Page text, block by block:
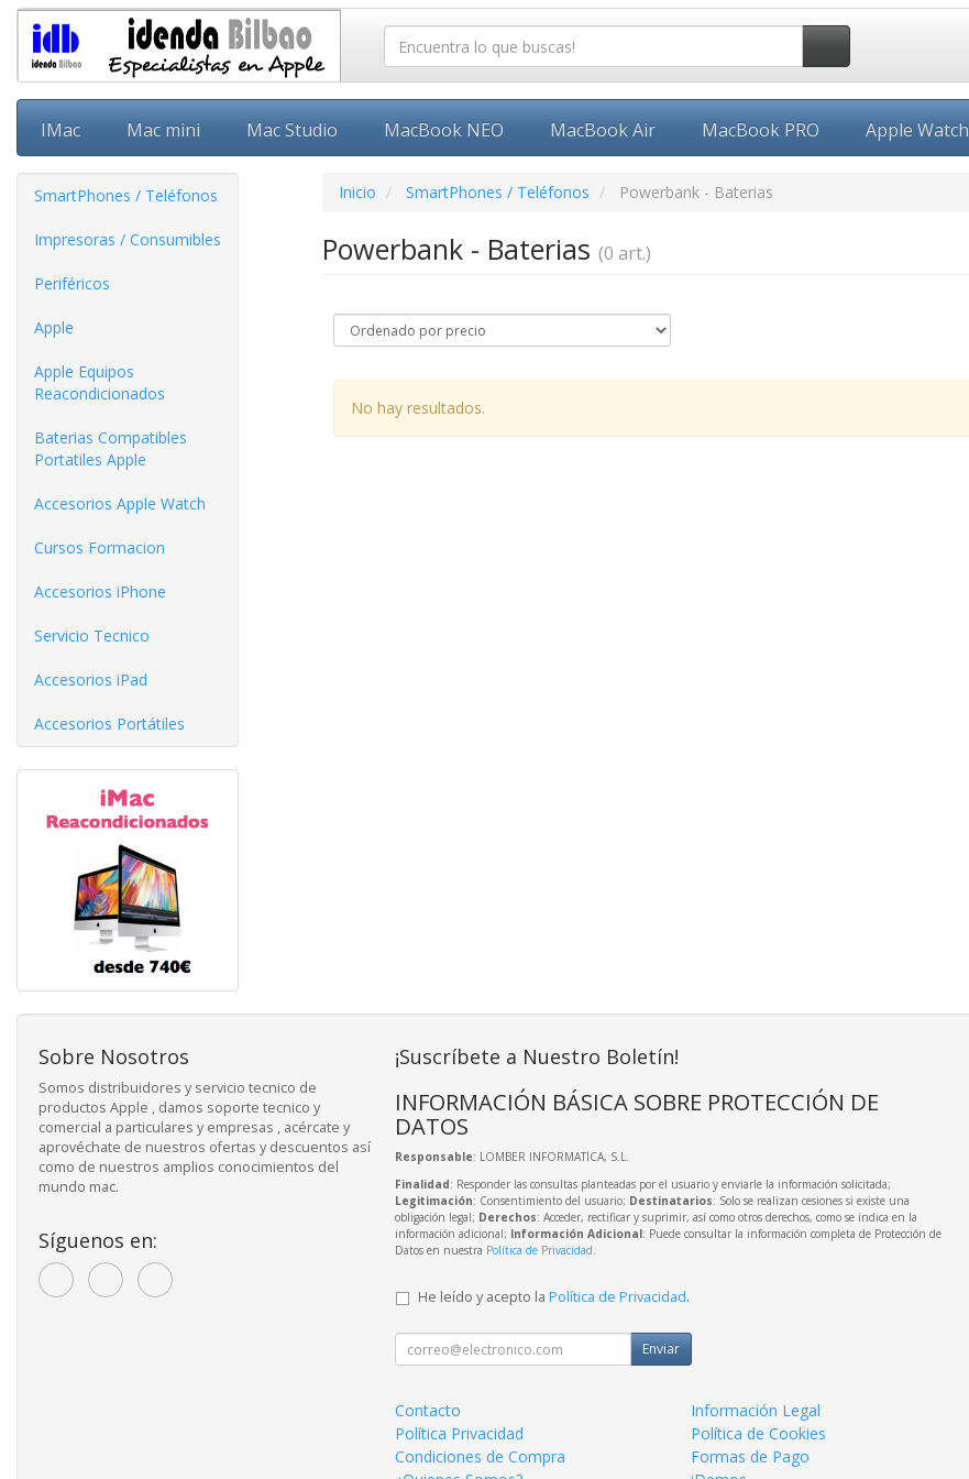
IMac Mac mini Mac Studio MacBook NEO MacBook Air MacBook PRO Apple Watch
SmartPhones / Teléfonos
Impresoras / Consumibles
Periféricos
Apple
Apple Equipos
Reacondicionados
Baterias Compatibles
Portatiles Apple
Accesorios Apple Watch
Cursos Formacion
Accesorios iPhone
Servicio Tecnico
Accesorios iPad
Accesorios Portátiles
Inicio SmartPhones / Teléfonos Powerbank - Baterias
Powerbank - Baterias (0 art.)
No hay resultados.
Sobre Nosotros
Somos distribuidores y servicio tecnico de
productos Apple , damos soporte tecnico y
comercial a particulares y empresas , acércate y
aprovéchate de nuestros ofertas y descuentos así
como de nuestros amplios conocimientos del
mundo mac.
Síguenos en:
¡Suscríbete a Nuestro Boletín!
INFORMACIÓN BÁSICA SOBRE PROTECCIÓN DE
DATOS
Responsable: LOMBER INFORMATICA, S.L.
Finalidad: Responder las consultas planteadas por el usuario y enviarle la información solicitada;
Legitimación: Consentimiento del usuario; Destinatarios: Solo se realizan cesiones si existe una
obligación legal; Derechos: Acceder, rectificar y suprimir, así como otros derechos, como se indica en la
información adicional; Información Adicional: Puede consultar la información completa de Protección de
Datos en nuestra Política de Privacidad.
He leído y acepto la Política de Privacidad.
Enviar
Contacto
Información Legal
Política Privacidad
Política de Cookies
Condiciones de Compra
Formas de Pago